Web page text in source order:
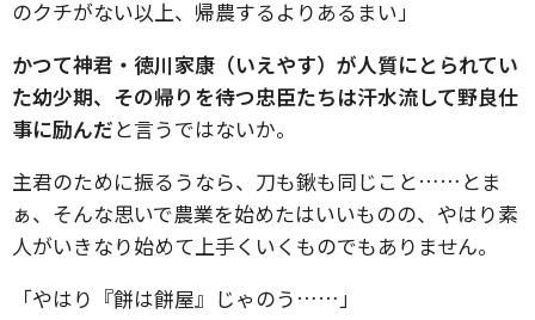
のクチがない以上、帰農するよりあるまい」
かつて神君・徳川家康（いえやす）が人質にとられてい
た幼少期、その帰りを待つ忠臣たちは汗水流して野良仕
事に励んだと言うではないか。
主君のために振るうなら、刀も鍬も同じこと……とま
ぁ、そんな思いで農業を始めたはいいものの、やはり素
人がいきなり始めて上手くいくものでもありません。
「やはり『餅は餅屋』じゃのう……」